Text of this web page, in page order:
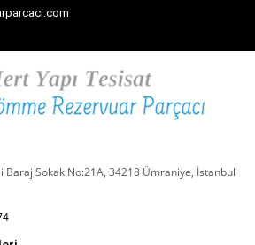
Baraj Sokak No:21A, 34218 Ümraniye, İstanbul